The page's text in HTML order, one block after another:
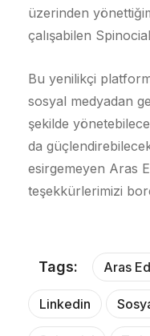
üzerinden
çalışabilen
Bu yenilikçi
sosyal medyadan
şekilde
da
esirgemeyen Aras
teşekkürlerimizi
Tags: Aras
Linkedin